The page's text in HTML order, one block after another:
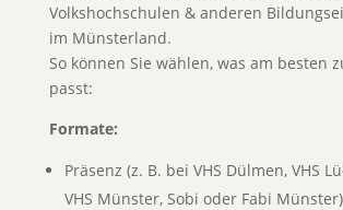
Volkshochschulen & anderen
im Münsterland.
So können Sie wählen, was am besten
passt:
Formate:
Präsenz (z. B. bei VHS Dülmen, VHS
VHS Münster, Sobi oder Fabi Münster)